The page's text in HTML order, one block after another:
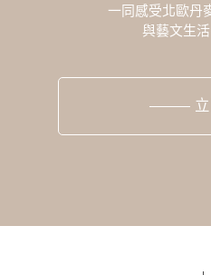
一同感受北歐丹
與藝文生